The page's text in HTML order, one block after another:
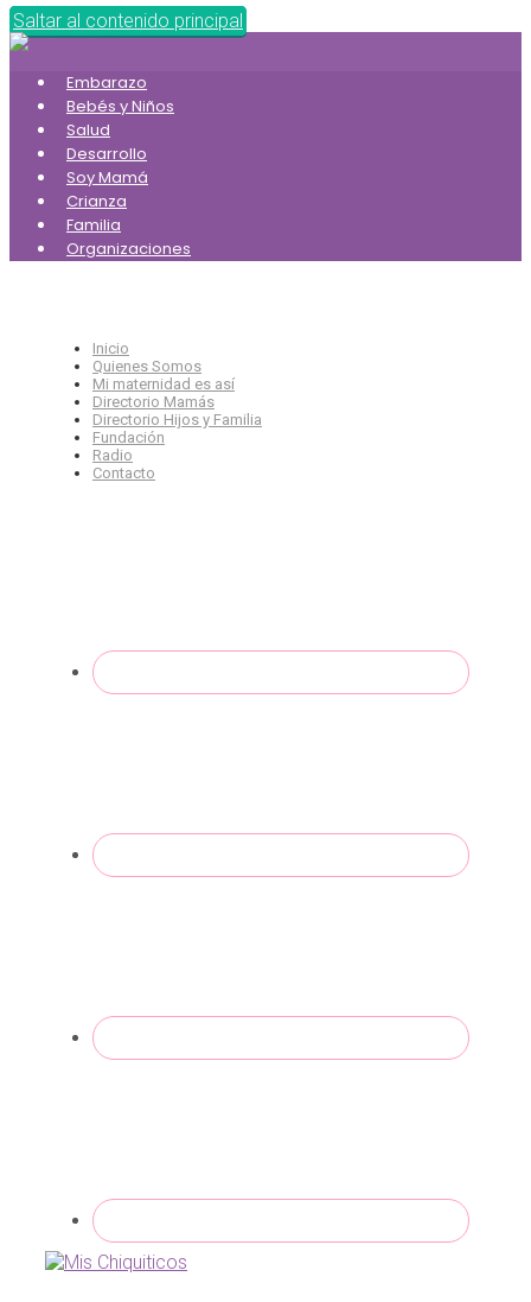
Saltar al contenido principal
Embarazo
Bebés y Niños
Salud
Desarrollo
Soy Mamá
Crianza
Familia
Organizaciones
Inicio
Quienes Somos
Mi maternidad es así
Directorio Mamás
Directorio Hijos y Familia
Fundación
Radio
Contacto